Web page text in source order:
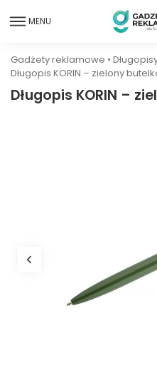
MENU
Gadżety reklamowe •
Długopis KORIN – zielony
Długopis KORIN –